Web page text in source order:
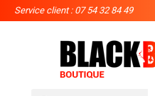
Service client : 07 54 32 84 49